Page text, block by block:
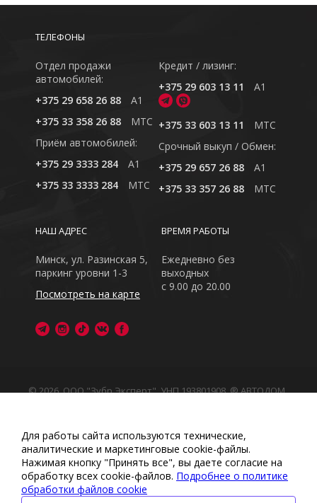
ТЕЛЕФОНЫ
Отдел продажи
автомобилей:
+375 29 658 26 88
A1
+375 33 358 26 88
MTC
Приём автомобилей:
+375 29 3333 284
A1
+375 33 3333 284
MTC
Кредит / лизинг:
+375 29 603 13 11
A1
+375 33 603 13 11
MTC
Cрочный выкуп / Обмен:
+375 29 657 26 88
A1
+375 33 357 26 88
MTC
ВРЕМЯ РАБОТЫ
Ежедневно без
выходных
с 9.00 до 20.00
НАШ АДРЕС
Минск, ул. Разинская 5,
паркинг уровни 1-3
Посмотреть на карте
© 2026, ООО "Зубр Эксперт", УНП 193801908. ® АВТОДОМ
сайт носит исключительно информационный характер
Любое использование либо копирование материалов
или подборки материалов сайта, элементов дизайна и
оформления запрещено
Политика обработки персональных данных
Для работы сайта используются технические,
аналитические и маркетинговые сооkіе-файлы.
Нажимая кнопку "Принять все", вы даете согласие на
обработку всех cookie-файлов. Подробнее о политике
обработки файлов cookie